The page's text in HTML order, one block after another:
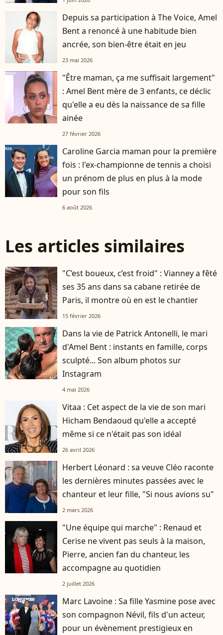
Depuis sa participation à The Voice, Amel
Bent a renoncé à une habitude bien
ancrée, son bien-être était en jeu
23 mai 2026
"Être maman, ça me suffisait largement"
: Amel Bent mère de 3 enfants, ce déclic
qu'elle a eu dès la naissance de sa fille
ainée
27 février 2026
Caroline Garcia maman pour la première
fois : l'ex-championne de tennis a choisi
un prénom de plus en plus à la mode
pour son fils
6 août 2026
Les articles similaires
"C’est boueux, c’est froid" : Vianney a fêté
ses 35 ans dans sa cabane retirée de
Paris, il montre où en est le chantier
15 février 2026
Dans la vie de Patrick Antonelli, le mari
d'Amel Bent : instants en famille, corps
sculpté... Son album photos sur
Instagram
4 mai 2026
Vitaa : Cet aspect de la vie de son mari
Hicham Bendaoud qu'elle a accepté
même si ce n'était pas son idéal
26 avril 2026
Herbert Léonard : sa veuve Cléo raconte
les dernières minutes passées avec le
chanteur et leur fille, "Si nous avions su"
2 mars 2026
"Une équipe qui marche" : Renaud et
Cerise ne vivent pas seuls à la maison,
Pierre, ancien fan du chanteur, les
accompagne au quotidien
2 juillet 2026
Marc Lavoine : Sa fille Yasmine pose avec
son compagnon Névil, fils d'un acteur,
pour un évènement prestigieux en